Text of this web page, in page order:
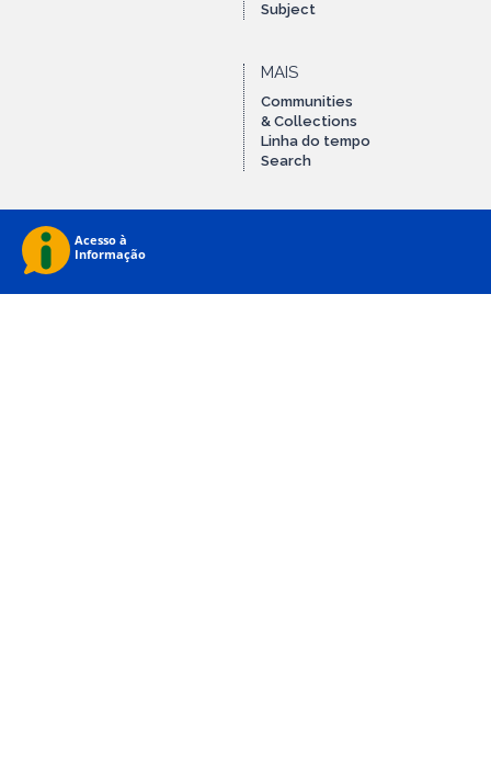
Subject
MAIS
Communities
& Collections
Linha do tempo
Search